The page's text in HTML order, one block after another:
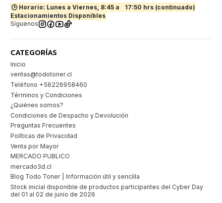
🕒 Horario: Lunes a Viernes, 8:45 a
17:50 hrs (continuado)
Estacionamientos Disponibles
Síguenos
CATEGORÍAS
Inicio
ventas@todotoner.cl
Teléfono +56226958460
Términos y Condiciones
¿Quiénes somos?
Condiciones de Despacho y Devolución
Preguntas Frecuentes
Políticas de Privacidad
Venta por Mayor
MERCADO PUBLICO
mercado3d.cl
Blog Todo Toner | Información útil y sencilla
Stock inicial disponible de productos participantes del Cyber Day
del 01 al 02 de junio de 2026